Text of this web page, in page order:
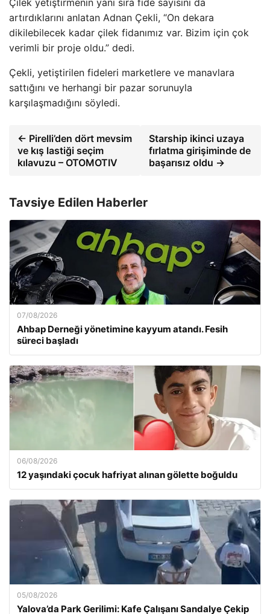
Çilek yetiştirmenin yanı sıra fide sayısını da
artırdıklarını anlatan Adnan Çekli, “On dekara
dikilebilecek kadar çilek fidanımız var. Bizim için çok
verimli bir proje oldu.” dedi.
Çekli, yetiştirilen fideleri marketlere ve manavlara
sattığını ve herhangi bir pazar sorunuyla
karşılaşmadığını söyledi.
← Pirelli’den dört mevsim
ve kış lastiği seçim
kılavuzu – OTOMOTIV
Starship ikinci uzaya
fırlatma girişiminde de
başarısız oldu →
Tavsiye Edilen Haberler
07/08/2026
Ahbap Derneği yönetimine kayyum atandı. Fesih
süreci başladı
06/08/2026
12 yaşındaki çocuk hafriyat alınan gölette boğuldu
05/08/2026
Yalova’da Park Gerilimi: Kafe Çalışanı Sandalye Çekip